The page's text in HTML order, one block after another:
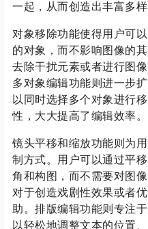
一起，从而创造出丰富多样
对象移除功能使得用户可
的对象，而不影响图像的
去除干扰元素或者进行图
多对象编辑功能则进一步
以同时选择多个对象进行
性，大大提高了编辑效率。
镜头平移和缩放功能则为
制方式。用户可以通过平
角和构图，而不需要对图
对于创造戏剧性效果或者
助。排版编辑功能则专注
以轻松地调整文本的位置